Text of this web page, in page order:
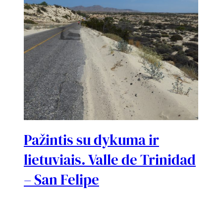
Pažintis su dykuma ir
lietuviais. Valle de Trinidad
– San Felipe